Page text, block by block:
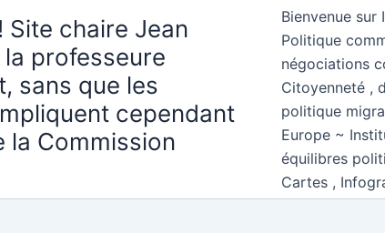
Site chaire Jean
professeure
sans que les
cependant
la Commission
Bienvenue sur
Politique
négociations
Citoyenneté ,
politique
Europe ~
équilibres
Cartes ,